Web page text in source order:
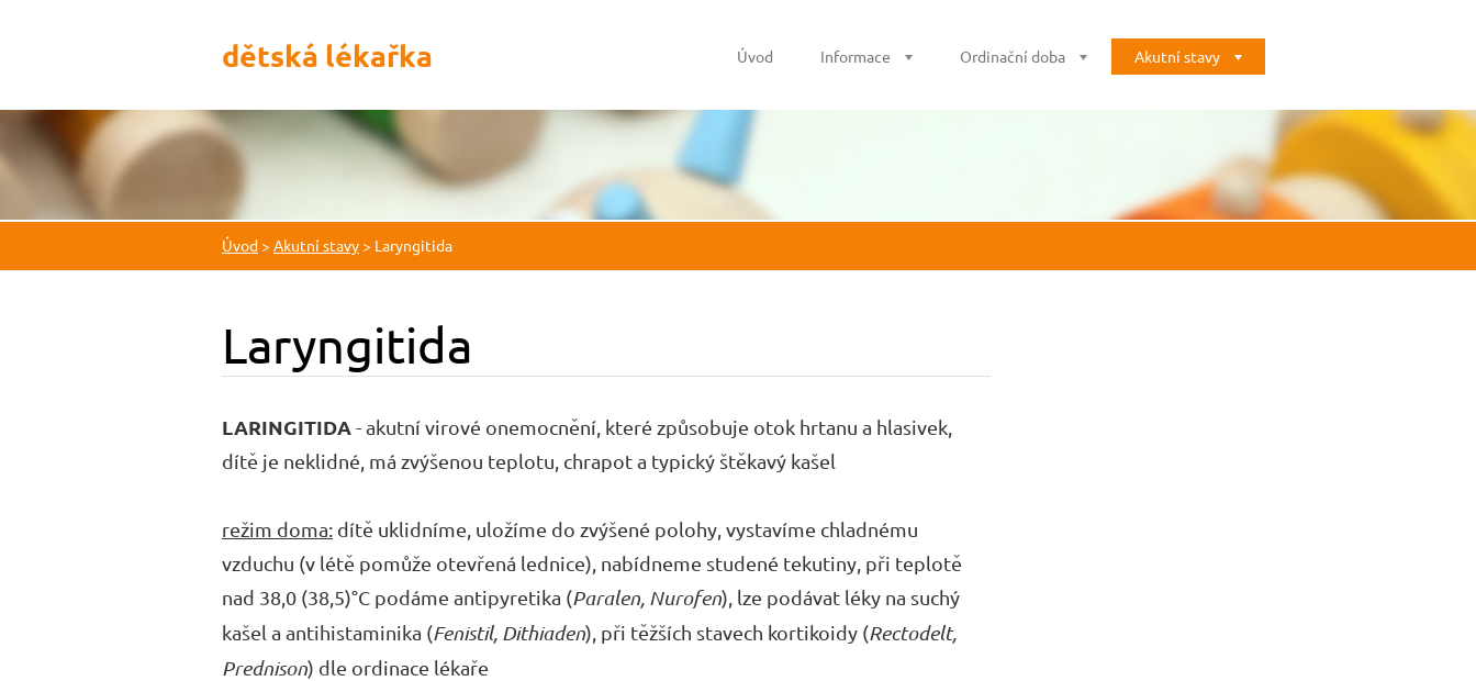
dětská lékařka Úvod Informace Ordinační doba Akutní stavy
Úvod> Akutní stavy> Laryngitida
Laryngitida
LARINGITIDA- akutní virové onemocnění, které způsobuje otok hrtanu a hlasivek,
dítě je neklidné, má zvýšenou teplotu, chrapot a typický štěkavý kašel
režim doma: dítě uklidníme, uložíme do zvýšené polohy, vystavíme chladnému
vzduchu (v létě pomůže otevřená lednice), nabídneme studené tekutiny, při teplotě
nad 38,0 (38,5)°C podáme antipyretika (Paralen, Nurofen), lze podávat léky na suchý
kašel a antihistaminika (Fenistil, Dithiaden), při těžších stavech kortikoidy (Rectodelt,
Prednison) dle ordinace lékaře